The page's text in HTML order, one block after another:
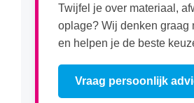
Twijfel je over materiaal,
oplage? Wij denken graag
en helpen je de beste
Vraag persoonlijk